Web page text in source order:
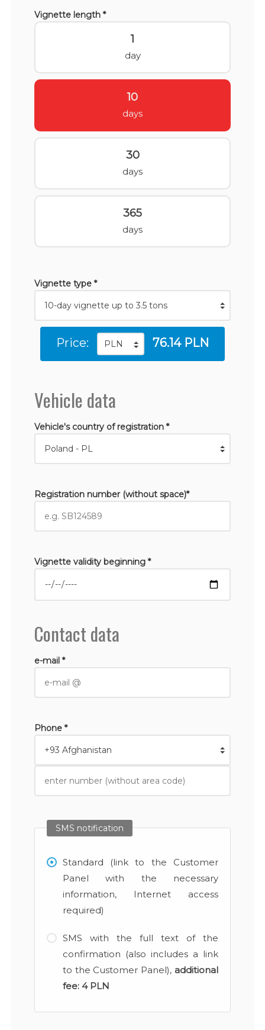
Vignette length *
1
day
10
days
30
days
365
days
Vignette type *
Price: 76.14 PLN
Vehicle data
Vehicle's country of registration *
Registration number (without space)*
Vignette validity beginning *
Contact data
e-mail *
Phone *
SMS notification
Standard (link to the Customer
Panel with the necessary
information, Internet access
required)
SMS with the full text of the
confirmation (also includes a link
to the Customer Panel), additional
fee: 4 PLN